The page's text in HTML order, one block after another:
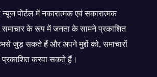
न्यूज पोर्टल में नकारात्मक एवं सकारात्मक
समाचार के रूप में जनता के सामने प्रकाशित
जुड़ सकते हैं और अपने मुद्दों को, समाचारों
करवा सकते हैं।